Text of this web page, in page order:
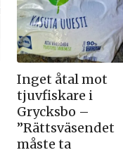
Inget åtal mot
tjuvfiskare i
Grycksbo –
”Rättsväsendet
måste ta